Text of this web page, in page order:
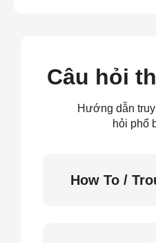
Câu hỏi
Hướng dẫn
hỏi phổ
How To /